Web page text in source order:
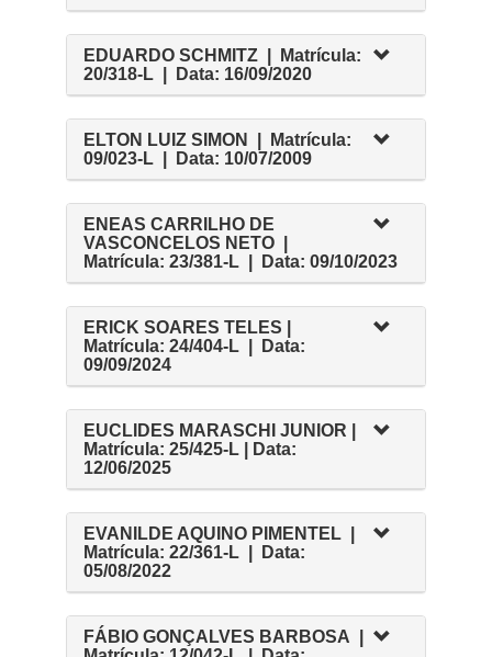
EDUARDO SCHMITZ | Matrícula:
20/318-L | Data: 16/09/2020
ELTON LUIZ SIMON | Matrícula:
09/023-L | Data: 10/07/2009
ENEAS CARRILHO DE
VASCONCELOS NETO |
Matrícula: 23/381-L | Data: 09/10/2023
ERICK SOARES TELES |
Matrícula: 24/404-L | Data:
09/09/2024
EUCLIDES MARASCHI JUNIOR |
Matrícula: 25/425-L | Data:
12/06/2025
EVANILDE AQUINO PIMENTEL |
Matrícula: 22/361-L | Data:
05/08/2022
FÁBIO GONÇALVES BARBOSA |